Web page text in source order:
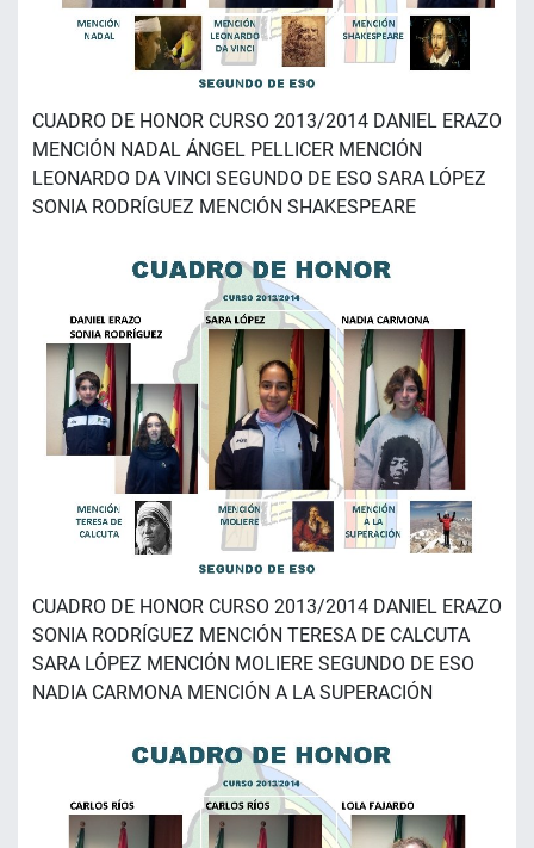
CUADRO DE HONOR CURSO 2013/2014 DANIEL ERAZO
MENCIÓN NADAL ÁNGEL PELLICER MENCIÓN
LEONARDO DA VINCI SEGUNDO DE ESO SARA LÓPEZ
SONIA RODRÍGUEZ MENCIÓN SHAKESPEARE
CUADRO DE HONOR CURSO 2013/2014 DANIEL ERAZO
SONIA RODRÍGUEZ MENCIÓN TERESA DE CALCUTA
SARA LÓPEZ MENCIÓN MOLIERE SEGUNDO DE ESO
NADIA CARMONA MENCIÓN A LA SUPERACIÓN